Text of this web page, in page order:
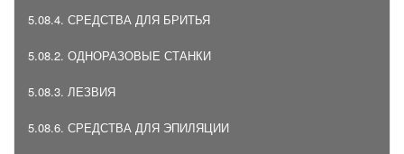
5.08.4. СРЕДСТВА ДЛЯ БРИТЬЯ
5.08.2. ОДНОРАЗОВЫЕ СТАНКИ
5.08.3. ЛЕЗВИЯ
5.08.6. СРЕДСТВА ДЛЯ ЭПИЛЯЦИИ